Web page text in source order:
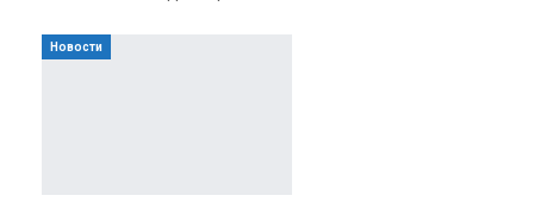
Новости